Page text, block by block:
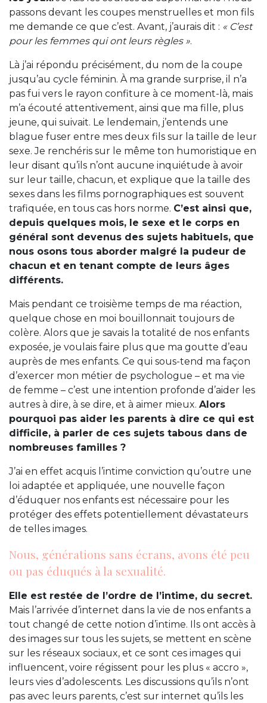
passons devant les coupes menstruelles et mon fils
me demande ce que c’est. Avant, j’aurais dit : « C’est
pour les femmes qui ont leurs règles ».
Là j’ai répondu précisément, du nom de la coupe
jusqu’au cycle féminin. À ma grande surprise, il n’a
pas fui vers le rayon confiture à ce moment-là, mais
m’a écouté attentivement, ainsi que ma fille, plus
jeune, qui suivait. Le lendemain, j’entends une
blague fuser entre mes deux fils sur la taille de leur
sexe. Je renchéris sur le même ton humoristique en
leur disant qu’ils n’ont aucune inquiétude à avoir
sur leur taille, chacun, et explique que la taille des
sexes dans les films pornographiques est souvent
trafiquée, en tous cas hors norme. C’est ainsi que,
depuis quelques mois, le sexe et le corps en
général sont devenus des sujets habituels, que
nous osons tous aborder malgré la pudeur de
chacun et en tenant compte de leurs âges
différents.
Mais pendant ce troisième temps de ma réaction,
quelque chose en moi bouillonnait toujours de
colère. Alors que je savais la totalité de nos enfants
exposée, je voulais faire plus que ma goutte d’eau
auprès de mes enfants. Ce qui sous-tend ma façon
d’exercer mon métier de psychologue – et ma vie
de femme – c’est une intention profonde d’aider les
autres à dire, à se dire, et à aimer mieux. Alors
pourquoi pas aider les parents à dire ce qui est
difficile, à parler de ces sujets tabous dans de
nombreuses familles ?
J’ai en effet acquis l’intime conviction qu’outre une
loi adaptée et appliquée, une nouvelle façon
d’éduquer nos enfants est nécessaire pour les
protéger des effets potentiellement dévastateurs
de telles images.
Nous, générations sans écrans, avons été peu
ou pas éduqués à la sexualité.
Elle est restée de l’ordre de l’intime, du secret.
Mais l’arrivée d’internet dans la vie de nos enfants a
tout changé de cette notion d’intime. Ils ont accès à
des images sur tous les sujets, se mettent en scène
sur les réseaux sociaux, et ce sont ces images qui
influencent, voire régissent pour les plus « accro »,
leurs vies d’adolescents. Les discussions qu’ils n’ont
pas avec leurs parents, c’est sur internet qu’ils les